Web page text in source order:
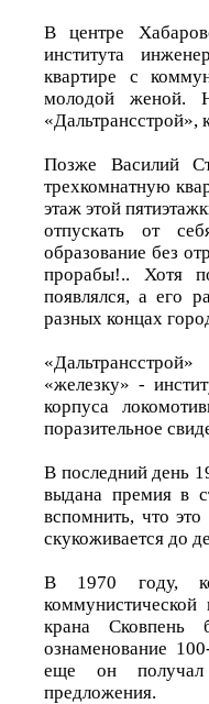
В центре
института
квартире с
молодой женой.
«Дальтрансстрой»,
Позже Василий
трехкомнатную
этаж этой
отпускать от
образование без
прорабы!.. Хотя
появлялся, а его
разных концах
«железку» -
корпуса
поразительное
В последний день
выдана премия в
вспомнить, что
скукоживается до
В 1970 году,
крана
ознаменование
еще он получал
предложения.